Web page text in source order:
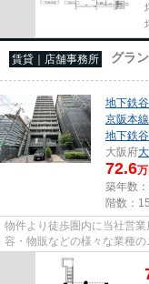
賃貸｜店舗事務所 グラ
地下鉄
京阪本線
地下鉄
大阪府
72.6
築年数
階数：
物件より徒歩圏内に当社営
容・物販などの様々な業種
尚、弊社ではおとり広告は一